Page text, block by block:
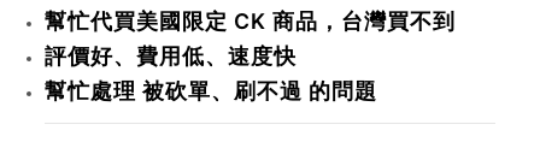
幫忙代買美國限定 CK 商品，台灣買不到
評價好、費用低、速度快
幫忙處理 被砍單、刷不過 的問題